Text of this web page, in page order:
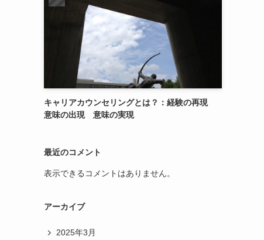
キャリアカウンセリングとは？：経験の再現
意味の出現 意味の実現
最近のコメント
表示できるコメントはありません。
アーカイブ
2025年3月